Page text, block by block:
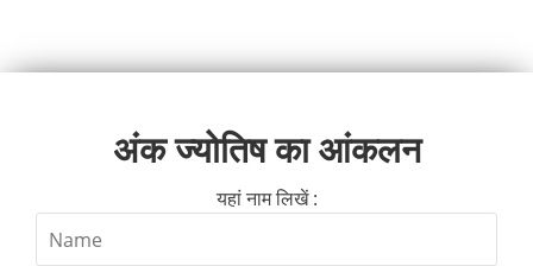
अंक ज्योतिष का आंकलन
यहां नाम लिखें :